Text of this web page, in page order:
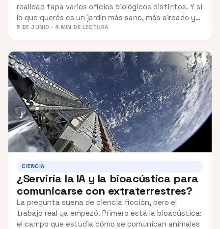
realidad tapa varios oficios biológicos distintos. Y si
lo que querés es un jardín más sano, más aireado y…
5 DE JUNIO · 4 MIN DE LECTURA
CIENCIA
¿Serviría la IA y la bioacústica para
comunicarse con extraterrestres?
La pregunta suena de ciencia ficción, pero el
trabajo real ya empezó. Primero está la bioacústica:
el campo que estudia cómo se comunican animales